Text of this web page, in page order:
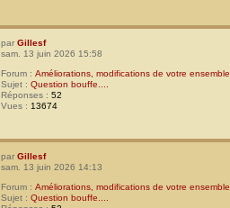
parGillesf
sam. 13 juin 2026 15:58
Forum :Améliorations, modifications de votre ensemble
Sujet :Question bouffe....
Réponses :52
Vues : 13674
parGillesf
sam. 13 juin 2026 14:13
Forum :Améliorations, modifications de votre ensemble
Sujet :Question bouffe....